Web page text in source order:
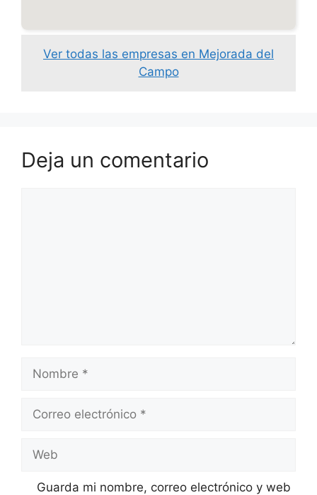
Ver todas las empresas en Mejorada del
Campo
Deja un comentario
Nombre
Correo
Web
Guarda mi nombre, correo electrónico y web